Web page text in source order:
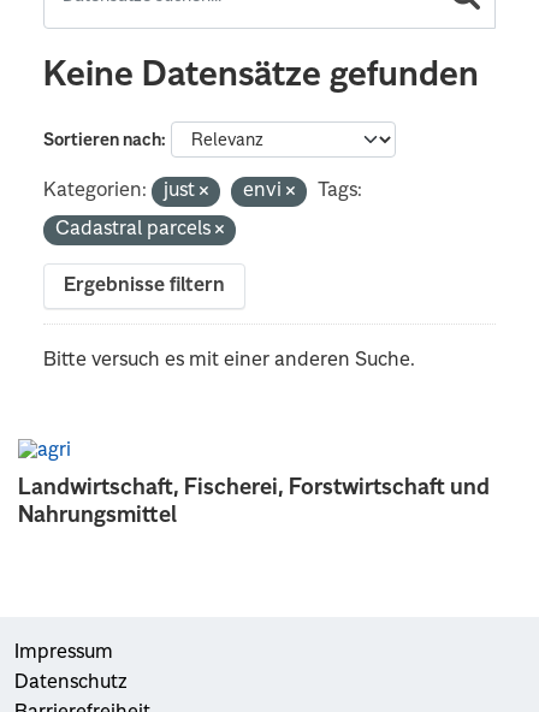
Landwirtschaft, Fischerei, Forstwirtschaft und
Nahrungsmittel
Keine Datensätze gefunden
Sortieren nach
Kategorien: just envi
Tags:
Cadastral parcels
Ergebnisse filtern
Bitte versuch es mit einer anderen Suche.
Impressum
Datenschutz